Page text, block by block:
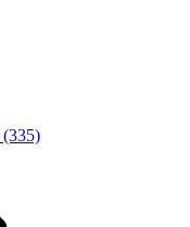
(335)